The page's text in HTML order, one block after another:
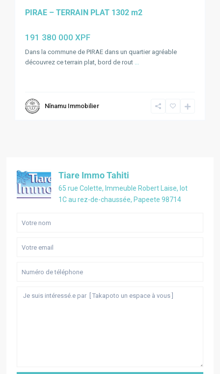
PIRAE – TERRAIN PLAT 1302 m2
191 380 000 XPF
Dans la commune de PIRAE dans un quartier agréable
découvrez ce terrain plat, bord de rout ...
Nīnamu Immobilier
Tiare Immo Tahiti
65 rue Colette, Immeuble Robert Laise, lot
1C au rez-de-chaussée, Papeete 98714